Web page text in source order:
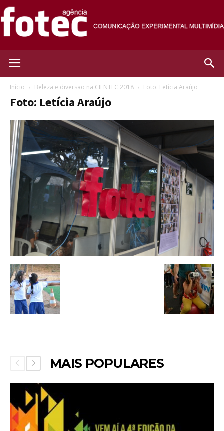
Início Beleza e diversão na CIENTEC 2018 Foto: Letícia Araújo
Foto: Letícia Araújo
MAIS POPULARES